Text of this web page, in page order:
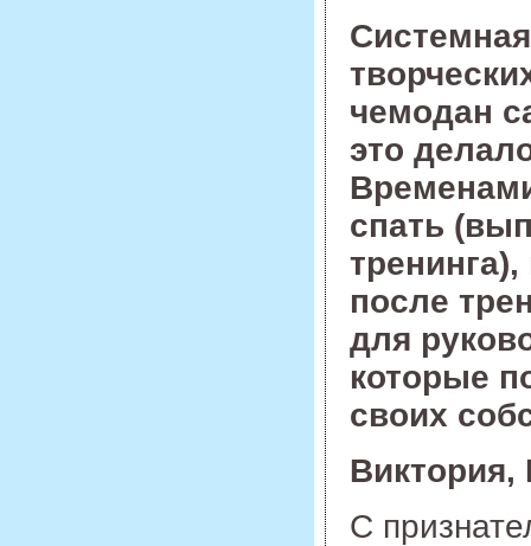
чемодан
это
спать
после
для
которые
своих
Виктория,
С